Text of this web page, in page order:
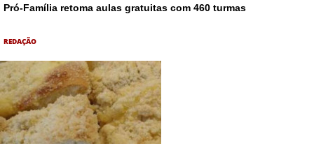
Pró-Família retoma aulas gratuitas com 460 turmas
REDAÇÃO